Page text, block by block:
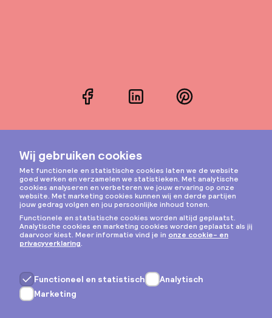
FacebookLinkedInPinterest
Instagram
Privacy & cookies
Algemene voorwaarden